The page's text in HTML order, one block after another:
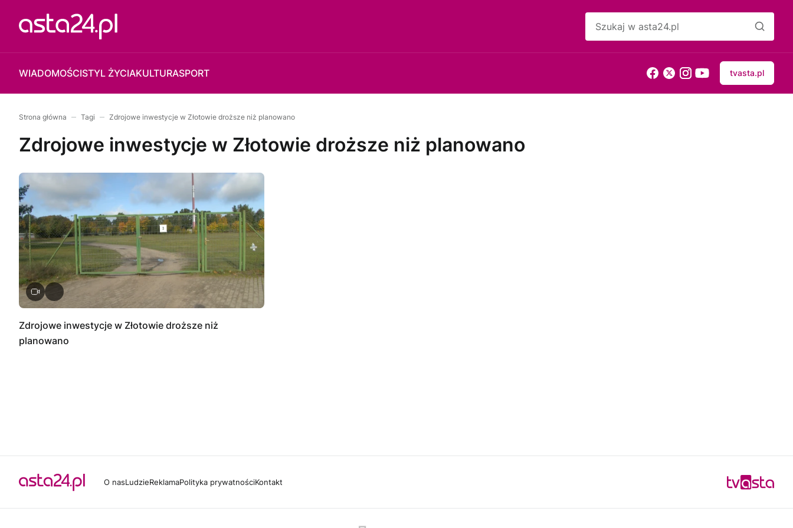
WIADOMOŚCISTYL ŻYCIAKULTURASPORT tvasta.pl
Strona główna Tagi Zdrojowe inwestycje w Złotowie droższe niż planowano
Zdrojowe inwestycje w Złotowie droższe niż planowano
Zdrojowe inwestycje w Złotowie droższe niż
planowano
O nasLudzieReklamaPolityka prywatnościKontakt